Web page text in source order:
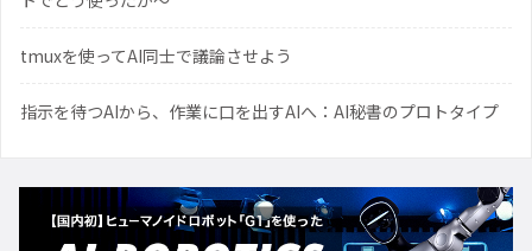
tmuxを使ってAI同士で議論させよう
指示を待つAIから、作業に口を出すAIへ：AI秘書のプロトタイプ